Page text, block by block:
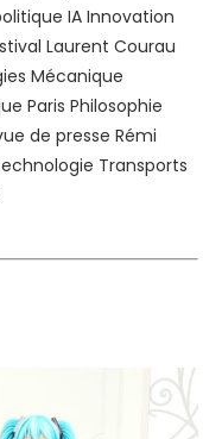
IA Innovation
Laurent Courau
Mécanique
Paris Philosophie
de presse Rémi
Transports